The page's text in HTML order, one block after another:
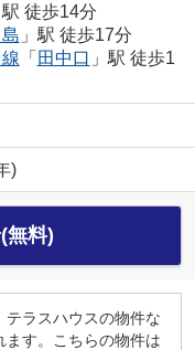
駅 徒歩14分
」駅 徒歩17分
「 田中口 」駅 徒歩1
)
無料)
テラスハウスの物件な
す。こちらの物件は